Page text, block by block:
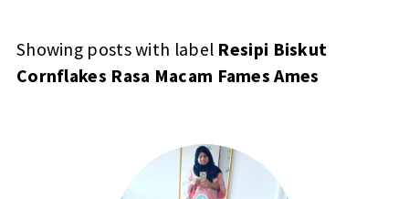
Showing posts with label Resipi Biskut
Cornflakes Rasa Macam Fames Ames